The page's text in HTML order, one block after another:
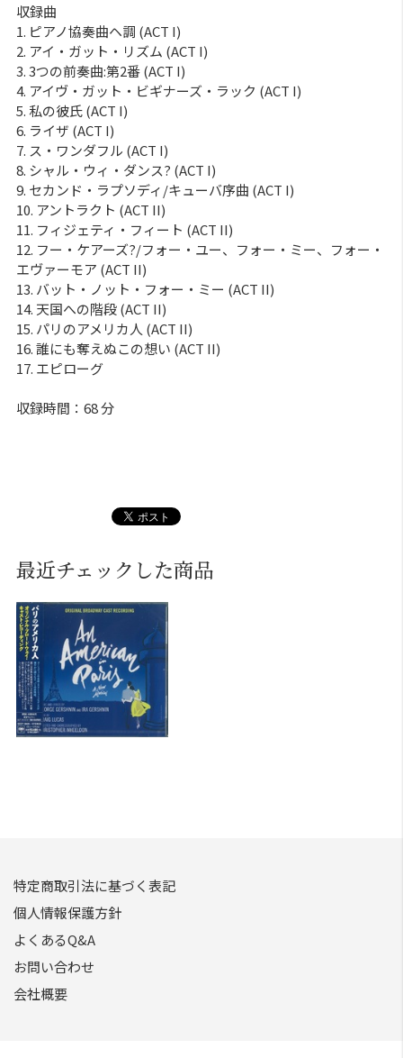
収録曲
1. ピアノ協奏曲ヘ調 (ACT I)
2. アイ・ガット・リズム (ACT I)
3. 3つの前奏曲:第2番 (ACT I)
4. アイヴ・ガット・ビギナーズ・ラック (ACT I)
5. 私の彼氏 (ACT I)
6. ライザ (ACT I)
7. ス・ワンダフル (ACT I)
8. シャル・ウィ・ダンス? (ACT I)
9. セカンド・ラプソディ/キューバ序曲 (ACT I)
10. アントラクト (ACT II)
11. フィジェティ・フィート (ACT II)
12. フー・ケアーズ?/フォー・ユー、フォー・ミー、フォー・
エヴァーモア (ACT II)
13. バット・ノット・フォー・ミー (ACT II)
14. 天国への階段 (ACT II)
15. パリのアメリカ人 (ACT II)
16. 誰にも奪えぬこの想い (ACT II)
17. エピローグ
収録時間：68 分
最近チェックした商品
特定商取引法に基づく表記
個人情報保護方針
よくあるQ&A
お問い合わせ
会社概要